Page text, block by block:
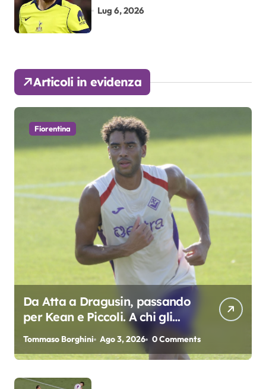
Lug 6, 2026
Articoli in evidenza
Fiorentina
Da Atta a Dragusin, passando
per Kean e Piccoli. A chi gli
oscar del precampionato?
Tommaso Borghini Ago 3, 2026 0 Comments